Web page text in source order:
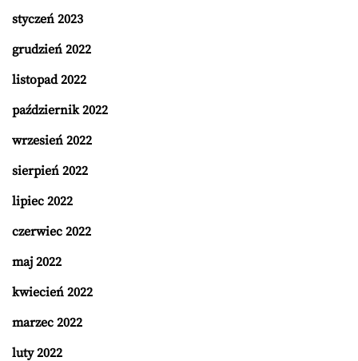
styczeń 2023
grudzień 2022
listopad 2022
październik 2022
wrzesień 2022
sierpień 2022
lipiec 2022
czerwiec 2022
maj 2022
kwiecień 2022
marzec 2022
luty 2022